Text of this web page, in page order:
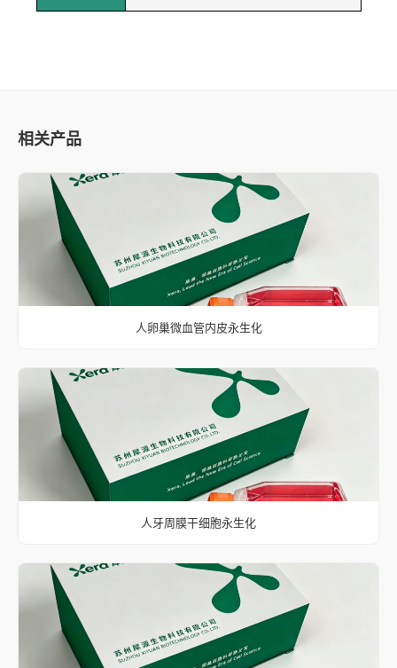
相关产品
人卵巢微血管内皮永生化
人牙周膜干细胞永生化